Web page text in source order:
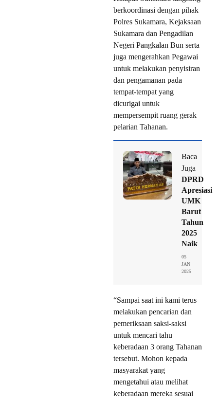
berkoordinasi dengan pihak
Polres Sukamara, Kejaksaan
Sukamara dan Pengadilan
Negeri Pangkalan Bun serta
juga mengerahkan Pegawai
untuk melakukan penyisiran
dan pengamanan pada
tempat-tempat yang
dicurigai untuk
mempersempit ruang gerak
pelarian Tahanan.
Baca
Juga
DPRD
Apresiasi
UMK
Barut
Tahun
2025
Naik
05
JAN
2025
“Sampai saat ini kami terus
melakukan pencarian dan
pemeriksaan saksi-saksi
untuk mencari tahu
keberadaan 3 orang Tahanan
tersebut. Mohon kepada
masyarakat yang
mengetahui atau melihat
keberadaan mereka sesuai